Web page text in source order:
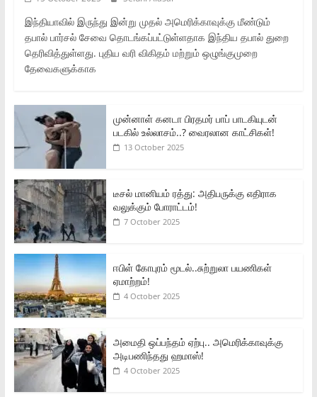
இந்தியாவில் இருந்து இன்று முதல் அமெரிக்காவுக்கு மீண்டும்
தபால் பார்சல் சேவை தொடங்கப்பட்டுள்ளதாக இந்திய தபால் துறை
தெரிவித்துள்ளது. புதிய வரி விகிதம் மற்றும் ஒழுங்குமுறை
தேவைகளுக்காக
முன்னாள் கனடா பிரதமர் பாப் பாடகியுடன்
படகில் உல்லாசம்..? வைரலான காட்சிகள்!
13 October 2025
டீசல் மானியம் ரத்து: அதிபருக்கு எதிராக
வலுக்கும் போராட்டம்!
7 October 2025
ஈபிள் கோபுரம் மூடல்..சுற்றுலா பயணிகள்
ஏமாற்றம்!
4 October 2025
அமைதி ஒப்பந்தம் ஏற்பு.. அமெரிக்காவுக்கு
அடிபணிந்தது ஹமாஸ்!
4 October 2025